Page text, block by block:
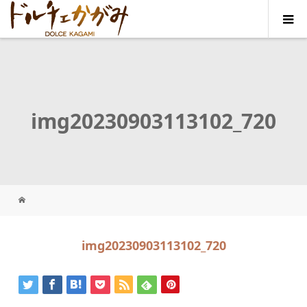
img20230903113102_720
img20230903113102_720